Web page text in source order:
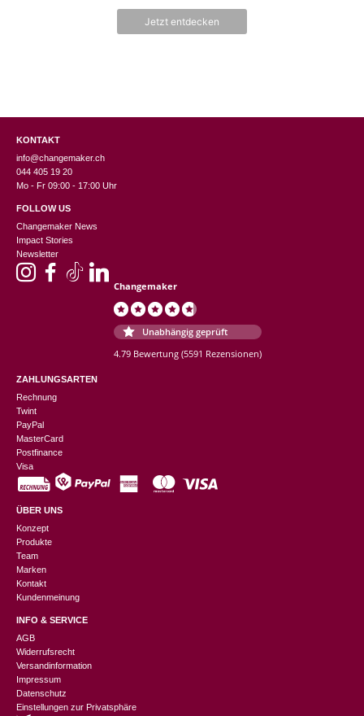
Jetzt entdecken
KONTAKT
info@changemaker.ch
044 405 19 20
Mo - Fr 09:00 - 17:00 Uhr
FOLLOW US
Changemaker News
Impact Stories
Newsletter
Changemaker
Unabhängig geprüft
4.79 Bewertung (5591 Rezensionen)
ZAHLUNGSARTEN
Rechnung
Twint
PayPal
MasterCard
Postfinance
Visa
ÜBER UNS
Konzept
Produkte
Team
Marken
Kontakt
Kundenmeinung
INFO & SERVICE
AGB
Widerrufsrecht
Versandinformation
Impressum
Datenschutz
Einstellungen zur Privatsphäre